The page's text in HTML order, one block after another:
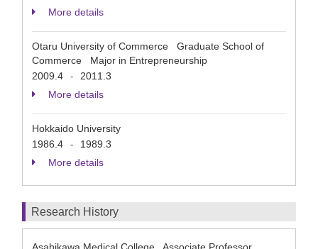
More details
Otaru University of Commerce Graduate School of
Commerce Major in Entrepreneurship
2009.4
-
2011.3
More details
Hokkaido University
1986.4
-
1989.3
More details
Research History